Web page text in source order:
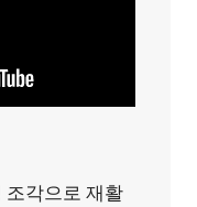
조각으로 재활